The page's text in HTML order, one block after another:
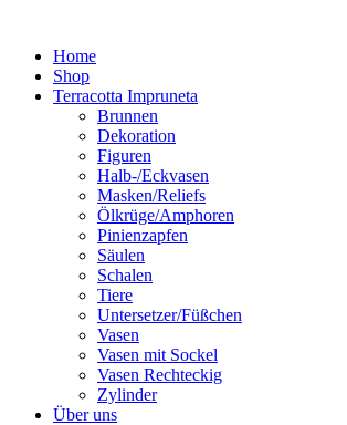
springenHome
Shop
Terracotta Impruneta
Brunnen
Dekoration
Figuren
Halb-/Eckvasen
Masken/Reliefs
Ölkrüge/Amphoren
Pinienzapfen
Säulen
Schalen
Tiere
Untersetzer/Füßchen
Vasen
Vasen mit Sockel
Vasen Rechteckig
Zylinder
Über uns